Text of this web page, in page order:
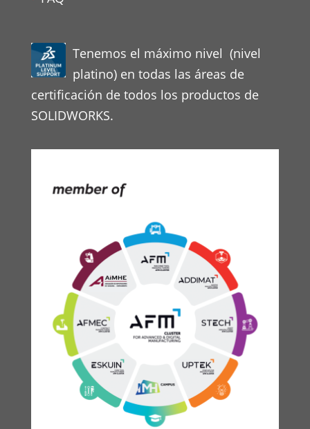
Tenemos el máximo nivel (nivel
platino) en todas las áreas de
certificación de todos los productos de
SOLIDWORKS.